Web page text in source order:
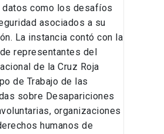
como los desafíos
asociados a su
La instancia contó con la
representantes del
de la Cruz Roja
de Trabajo de las
sobre Desapariciones
organizaciones
humanos de